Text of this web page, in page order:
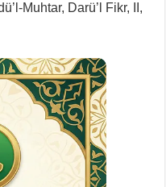
Muhtar, Darü’l Fikr, II,